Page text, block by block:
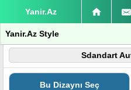
Yanir.Az
Yanir.Az Style
Sdandart
Bu Dizaynı Seç